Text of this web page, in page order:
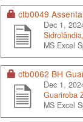
ctb0049
Dec 1,
MS Excel
ctb0062 BH
Dec 1,
Guariroba
MS Excel